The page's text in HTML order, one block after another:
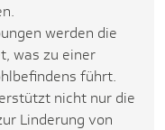
werden die
was zu einer
führt.
nicht nur die
Linderung von